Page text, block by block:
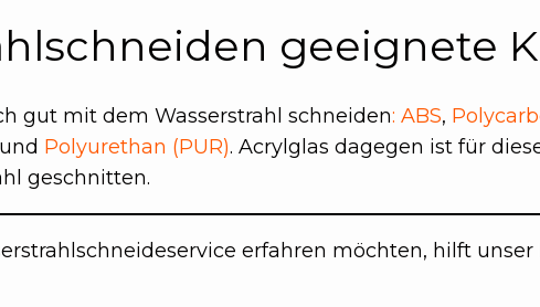
geeignete
gut mit dem Wasserstrahl schneiden: ABS,
und Polyurethan (PUR). Acrylglas dagegen ist für
geschnitten.
erfahren möchten, hilft